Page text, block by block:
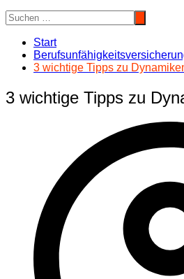
Start
3 wichtige Tipps zu
3 wichtige Tipps zu